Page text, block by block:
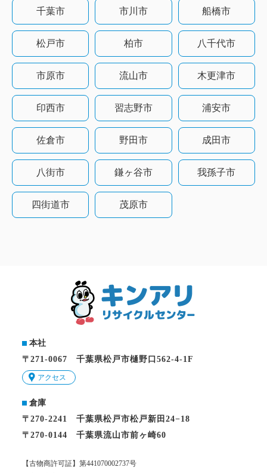
千葉市 市川市 船橋市
松戸市 柏市 八千代市
市原市 流山市 木更津市
印西市 習志野市 浦安市
佐倉市 野田市 成田市
八街市 鎌ヶ谷市 我孫子市
四街道市 茂原市
本社
〒271-0067 千葉県松戸市樋野口562-4-1F
アクセス
倉庫
〒270-2241 千葉県松戸市松戸新田24−18
〒270-0144 千葉県流山市前ヶ崎60
【古物商許可証】第441070002737号